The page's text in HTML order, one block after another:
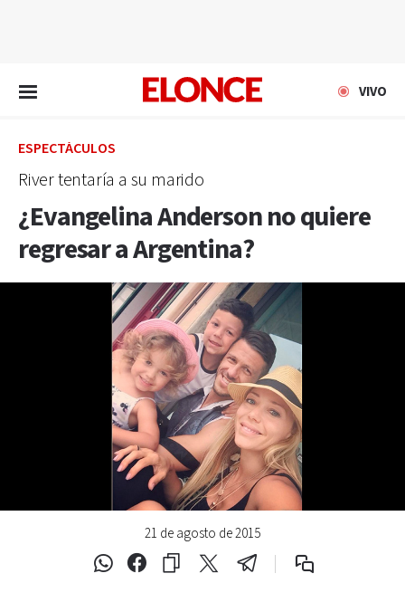
VIVO
ESPECTÁCULOS
River tentaría a su marido
¿Evangelina Anderson no quiere
regresar a Argentina?
21 de agosto de 2015